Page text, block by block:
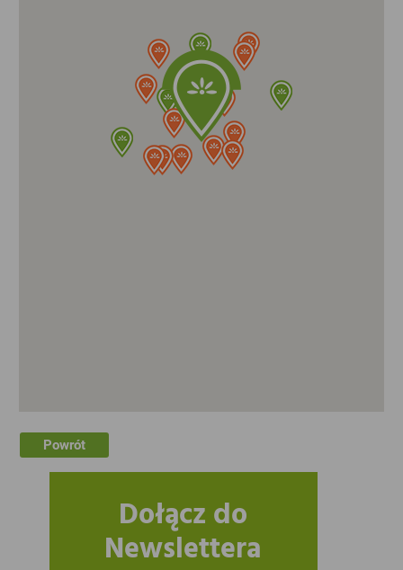
Powrót
Dołącz do
Newslettera